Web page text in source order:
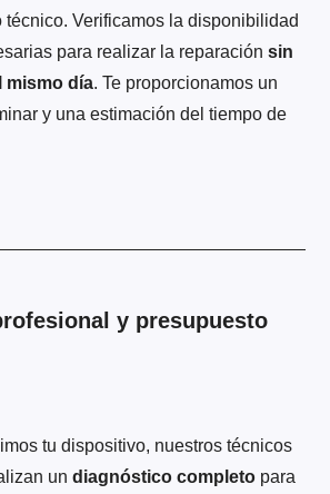
técnico. Verificamos la disponibilidad
para realizar la reparaciónsin
mismo día. Te proporcionamos un
y una estimación del tiempo de
y presupuesto
tu dispositivo, nuestros técnicos
undiagnóstico completo para